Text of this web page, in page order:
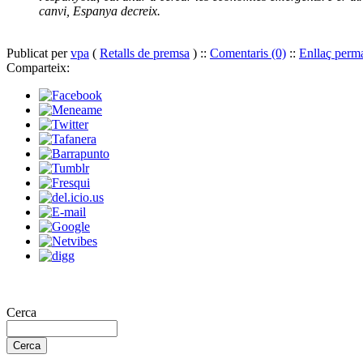
canvi, Espanya decreix.
Publicat pervpa ( Retalls de premsa ) :: Comentaris (0) :: Enllaç
Comparteix:
Cerca